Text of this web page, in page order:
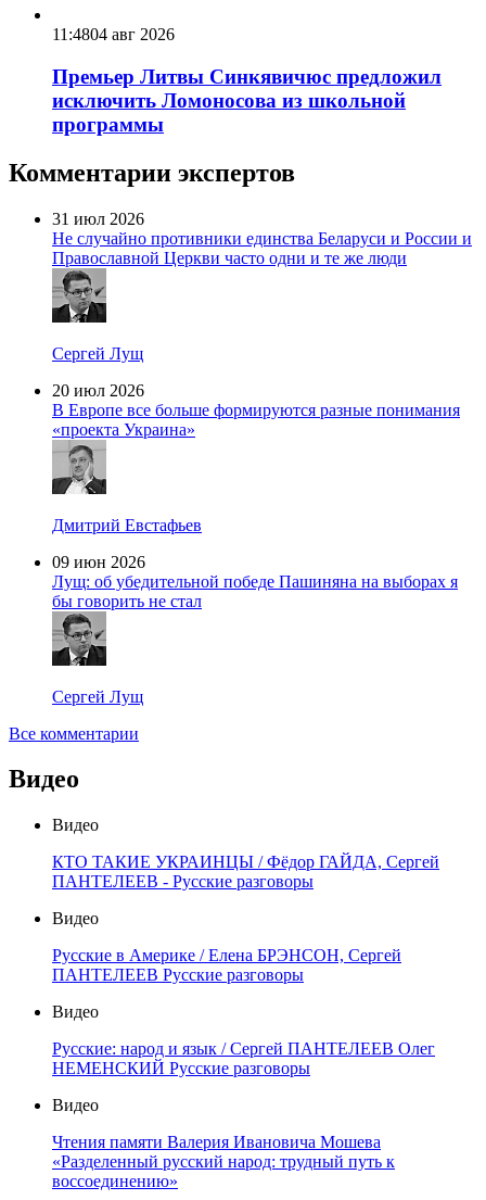
11:4804 авг 2026
Премьер Литвы Синкявичюс предложил
исключить Ломоносова из школьной
программы
Комментарии экспертов
31 июл 2026
Не случайно противники единства Беларуси и России и
Православной Церкви часто одни и те же люди
Сергей Лущ
20 июл 2026
В Европе все больше формируются разные понимания
«проекта Украина»
Дмитрий Евстафьев
09 июн 2026
Лущ: об убедительной победе Пашиняна на выборах я
бы говорить не стал
Сергей Лущ
Все комментарии
Видео
Видео
КТО ТАКИЕ УКРАИНЦЫ / Фёдор ГАЙДА, Сергей
ПАНТЕЛЕЕВ - Русские разговоры
Видео
Русские в Америке / Елена БРЭНСОН, Сергей
ПАНТЕЛЕЕВ Русские разговоры
Видео
Русские: народ и язык / Сергей ПАНТЕЛЕЕВ Олег
НЕМЕНСКИЙ Русские разговоры
Видео
Чтения памяти Валерия Ивановича Мошева
«Разделенный русский народ: трудный путь к
воссоединению»